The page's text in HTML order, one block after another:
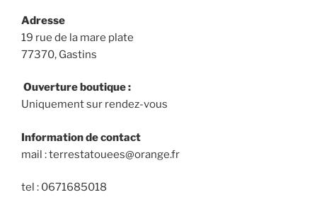
Adresse
19 rue de la mare plate
77370, Gastins
Ouverture boutique :
Uniquement sur rendez-vous
Information de contact
mail : terrestatouees@orange.fr
tel : 0671685018